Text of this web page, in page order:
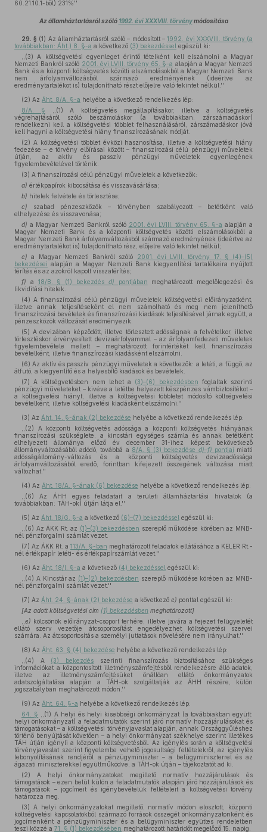
60.21.10.1-ből) 231%''
Az államháztartásról szóló 1992. évi XXXVIII. törvénymódosítása
29. § (1) Az államháztartásról szóló – módosított –1992. évi XXXVIII. törvény (a
továbbiakban: Áht.) 8. §-a a következő (3) bekezdéssel egészül ki:
,,(3) A költségvetési egyenleget érintő tételként kell elszámolni a Magyar
Nemzeti Bankról szóló 2001. évi LVIII. törvény 65. §-a alapján a Magyar Nemzeti
Bank és a központi költségvetés közötti elszámolásokból a Magyar Nemzeti Bank
nem árfolyamváltozásból származó eredményének (ideértve az
eredménytartalékot is) tulajdonítható részt előjelre való tekintet nélkül.''
(2) Az Áht. 8/A. §-a helyébe a következő rendelkezés lép:
8/A. § ,,(1) A költségvetés megállapításakor, illetve a költségvetés
végrehajtásáról szóló beszámoláskor (a továbbiakban: zárszámadáskor)
rendelkezni kell a költségvetési többlet felhasználásáról, zárszámadáskor jóvá
kell hagyni a költségvetési hiány finanszírozásának módját.
(2) A költségvetési többlet évközi hasznosítása, illetve a költségvetési hiány
fedezése – e törvény előírásai között – finanszírozási célú pénzügyi műveletek
útján, az aktív és passzív pénzügyi műveletek egyenlegének
figyelembevételével történik.
(3) A finanszírozási célú pénzügyi műveletek a következők:
a) értékpapírok kibocsátása és visszavásárlása;
b) hitelek felvétele és törlesztése;
c) szabad pénzeszközök – törvényben szabályozott – betétként való
elhelyezése és visszavonása;
d) a Magyar Nemzeti Bankról szóló 2001. évi LVIII. törvény 65. §-a alapján a
Magyar Nemzeti Bank és a központi költségvetés közötti elszámolásokból a
Magyar Nemzeti Bank árfolyamváltozásból származó eredményének (ideértve az
eredménytartalékot is) tulajdonítható rész, előjelre való tekintet nélkül;
e) a Magyar Nemzeti Bankról szóló
2001. évi LVIII. törvény 17. § (4)–(5)
bekezdései alapján a Magyar Nemzeti Bank kiegyenlítési tartalékaira nyújtott
térítés és az azokról kapott visszatérítés;
f) a 18/B. § (1) bekezdés d) pontjában meghatározott megelőlegezési és
likviditási hitelek.
(4) A finanszírozási célú pénzügyi műveletek költségvetési előirányzatként,
illetve annak teljesítéseként el nem számolható és meg nem jeleníthető
finanszírozási bevételek és finanszírozási kiadások teljesítésével járnak együtt, a
pénzeszközök változását eredményezik.
(5) A devizában képződött, illetve törlesztett adósságnak a felvételkor, illetve
törlesztéskor érvényesített devizaárfolyammal – az árfolyamfedezeti műveletek
figyelembevétele mellett – meghatározott forintértékét kell finanszírozási
bevételként, illetve finanszírozási kiadásként elszámolni.
(6) Az aktív és passzív pénzügyi műveletek a következők: a letéti, a függő, az
átfutó, a kiegyenlítő és a helyesbítő kiadások és bevételek.
(7) A költségvetésben nem lehet a (3)–(6) bekezdésben foglaltak szerinti
pénzügyi műveleteket – kivéve a letétbe helyezett készpénzes vámbiztosítékot –
a költségvetési hiányt, illetve a költségvetési többletet módosító költségvetési
bevételként, illetve költségvetési kiadásként elszámolni.''
(3) Az Áht. 14. §-ának (2) bekezdése helyébe a következő rendelkezés lép:
,,(2) A központi költségvetés adóssága a központi költségvetés hiányának
finanszírozási szükséglete, a kincstári egységes számla és annak betétként
elhelyezett állománya előző év december 31-ihez képest bekövetkező
állományváltozásából adódó, továbbá a 8/A. § (3) bekezdése d)–f) pontjai miatti
adósságállomány-változás és a központi költségvetés devizaadóssága
árfolyamváltozásából eredő, forintban kifejezett összegének változása miatt
változhat.''
(4) Az Áht. 18/A. §-ának (6) bekezdése helyébe a következő rendelkezés lép:
,,(6) Az ÁHH egyes feladatait a területi államháztartási hivatalok (a
továbbiakban: TÁH-ok) útján látja el.''
(5) Az Áht. 18/G. §-a a következő (6)–(7) bekezdéssel egészül ki:
,,(6) Az ÁKK Rt. az (1)–(3) bekezdésben szereplő működése körében az MNB-
nél pénzforgalmi számlát vezet.
(7) Az ÁKK Rt. a 113/A. §-ban meghatározott feladatok ellátásához a KELER Rt.-
nél értékpapír letéti- és értékpapírszámlát vezet.''
(6) Az Áht. 18/I. §-a a következő (4) bekezdéssel egészül ki:
,,(4) A Kincstár az (1)–(2) bekezdésben szereplő működése körében az MNB-
nél pénzforgalmi számlát vezet.''
(7) Az Áht. 24. §-ának (2) bekezdése a következő e) ponttal egészül ki:
[Az adott költségvetési cím (1) bekezdésben meghatározott]
e) kölcsönök előirányzat-csoport terhére, illetve javára a fejezet felügyeletét
ellátó szerv vezetője átcsoportosítást engedélyezhet költségvetési szervei
számára. Az átcsoportosítás a személyi juttatások növelésére nem irányulhat.''
(8) Az Áht. 63. § (4) bekezdése helyébe a következő rendelkezés lép:
,,(4) A (3) bekezdés szerinti finanszírozás biztosításához szükséges
információkat a központosított illetményszámfejtésből rendelkezésre álló adatok,
illetve az illetményszámfejtésüket önállóan ellátó önkormányzatok
adatszolgáltatása alapján a TÁH-ok szolgáltatják az ÁHH részére, külön
jogszabályban meghatározott módon.''
(9) Az Áht. 64. §-a helyébe a következő rendelkezés lép:
64. § ,,(1) A helyi és helyi kisebbségi önkormányzat (a továbbiakban együtt:
helyi önkormányzat) a feladatmutatók szerint járó normatív hozzájárulásokat és
támogatásokat – a költségvetési törvényjavaslat alapján, annak Országgyűléshez
történő benyújtását követően – a helyi önkormányzat székhelye szerint illetékes
TÁH útján igényli a központi költségvetésből. Az igénylés során a költségvetési
törvényjavaslat szerint figyelembe vehető jogosultsági feltételekről, az igénylés
lebonyolításának rendjéről a pénzügyminiszter – a belügyminiszterrel és az
ágazati miniszterekkel együttműködve, a TÁH-ok útján – tájékoztatót ad ki.
(2) A helyi önkormányzatokat megillető normatív hozzájárulások és
támogatások – ezen belül külön a feladatmutatók alapján járó hozzájárulások és
támogatások – jogcímeit és igénybevételük feltételeit a költségvetési törvény
határozza meg.
(3) A helyi önkormányzatokat megillető, normatív módon elosztott, központi
költségvetési kapcsolatokból származó források összegét önkormányzatonként és
jogcímenként a pénzügyminiszter és a belügyminiszter együttes rendeletben
teszi közzé a 71. § (1) bekezdésében meghatározott határidőt megelőző 15. napig.